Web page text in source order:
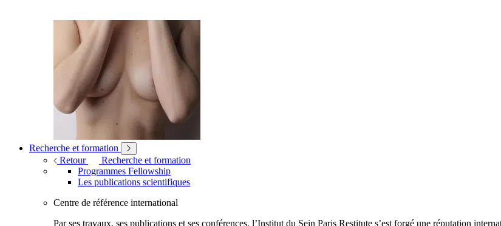
Recherche et formation
Retour
Recherche et formation
Programmes Fellowship
Les publications scientifiques
Centre de référence international
Par ses travaux, ses publications et ses conférences, l’Institut du Sein Paris Restitute s’est forgé une réputation